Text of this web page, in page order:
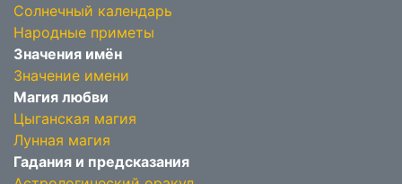
Солнечный календарь
Народные приметы
Значения имён
Значение имени
Магия любви
Цыганская магия
Лунная магия
Гадания и предсказания